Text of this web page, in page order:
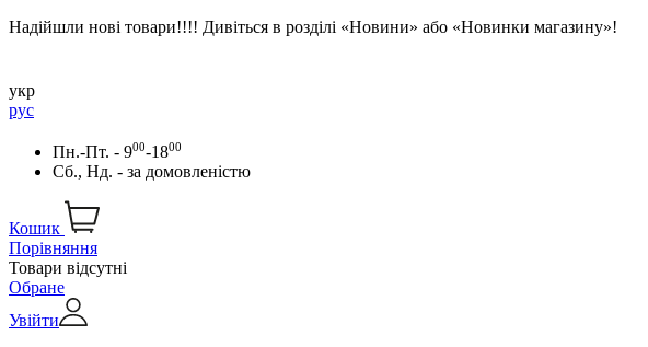
Надійшли нові товари!!!! Дивіться в розділі «Новини» або «Новинки магазину»!
укр
рус
Пн.-Пт. - 900-1800
Сб., Нд. - за домовленістю
Кошик
Порівняння
Товари відсутні
Обране
Увійти